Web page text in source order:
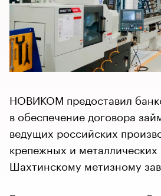
НОВИКОМ предоставил
в обеспечение договора
ведущих российских
крепежных и
Шахтинскому метизному